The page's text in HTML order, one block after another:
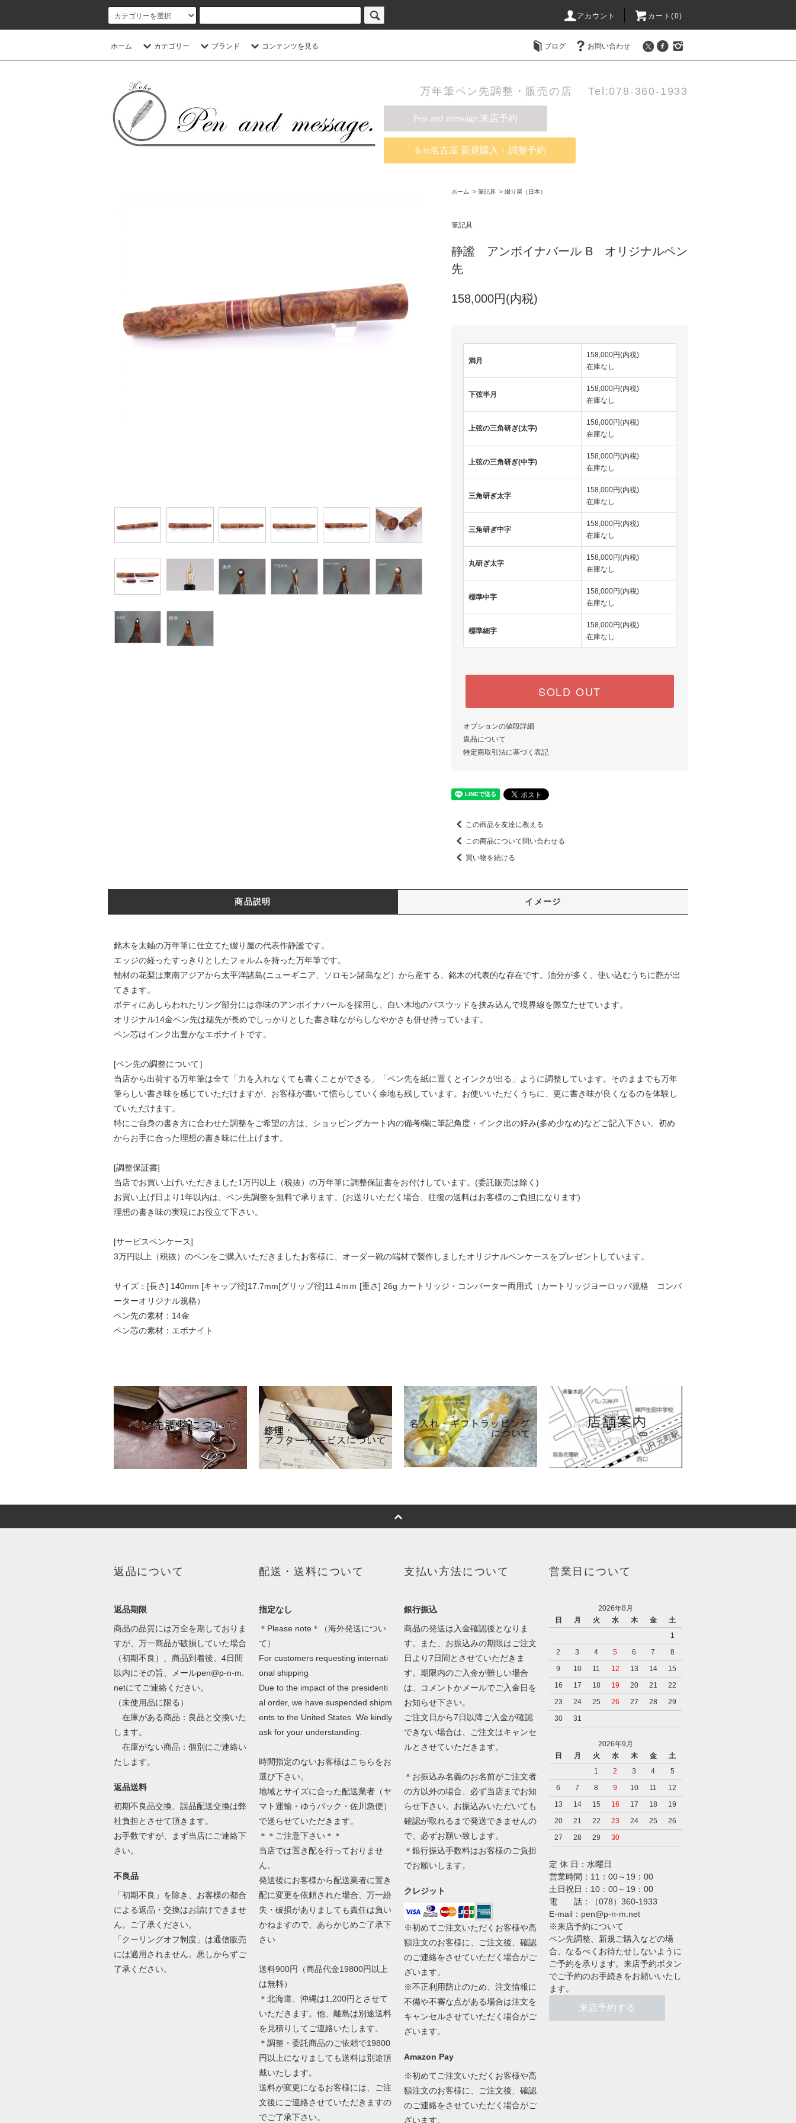
アカウント カート(0)
ホーム カテゴリー ブランド コンテンツを見る ブログ お問い合わせ
万年筆ペン先調整・販売の店 Tel:078-360-1933
Pen and message.来店予約
＆in名古屋 新規購入・調整予約
ホーム > 筆記具 > 綴り屋（日本）
筆記具
静謐 アンボイナバール B オリジナルペン
先
158,000円(内税)
満月
158,000円(内税)
在庫なし
下弦半月
158,000円(内税)
在庫なし
上弦の三角研ぎ(太字)
158,000円(内税)
在庫なし
上弦の三角研ぎ(中字)
158,000円(内税)
在庫なし
三角研ぎ太字
158,000円(内税)
在庫なし
三角研ぎ中字
158,000円(内税)
在庫なし
丸研ぎ太字
158,000円(内税)
在庫なし
標準中字
158,000円(内税)
在庫なし
標準細字
158,000円(内税)
在庫なし
SOLD OUT
オプションの値段詳細
返品について
特定商取引法に基づく表記
この商品を友達に教える
この商品について問い合わせる
買い物を続ける
商品説明 イメージ
銘木を太軸の万年筆に仕立てた綴り屋の代表作静謐です。
エッジの経ったすっきりとしたフォルムを持った万年筆です。
軸材の花梨は東南アジアから太平洋諸島(ニューギニア、ソロモン諸島など）から産する、銘木の代表的な存在です。油分が多く、使い込むうちに艶が出
てきます。
ボディにあしらわれたリング部分には赤味のアンボイナバールを採用し、白い木地のバスウッドを挟み込んで境界線を際立たせています。
オリジナル14金ペン先は穂先が長めでしっかりとした書き味ながらしなやかさも併せ持っています。
ペン芯はインク出豊かなエボナイトです。
[ペン先の調整について］
当店から出荷する万年筆は全て「力を入れなくても書くことができる」「ペン先を紙に置くとインクが出る」ように調整しています。そのままでも万年
筆らしい書き味を感じていただけますが、お客様が書いて慣らしていく余地も残しています。お使いいただくうちに、更に書き味が良くなるのを体験し
ていただけます。
特にご自身の書き方に合わせた調整をご希望の方は、ショッピングカート内の備考欄に筆記角度・インク出の好み(多め少なめ)などご記入下さい。初め
からお手に合った理想の書き味に仕上げます。
[調整保証書]
当店でお買い上げいただきました1万円以上（税抜）の万年筆に調整保証書をお付けしています。(委託販売は除く)
お買い上げ日より1年以内は、ペン先調整を無料で承ります。(お送りいただく場合、往復の送料はお客様のご負担になります)
理想の書き味の実現にお役立て下さい。
[サービスペンケース]
3万円以上（税抜）のペンをご購入いただきましたお客様に、オーダー靴の端材で製作しましたオリジナルペンケースをプレゼントしています。
サイズ：[長さ] 140mm [キャップ径]17.7mm[グリップ径]11.4ｍｍ [重さ] 26g カートリッジ・コンバーター両用式（カートリッジヨーロッパ規格 コンバ
ーターオリジナル規格）
ペン先の素材：14金
ペン芯の素材：エボナイト
返品について
返品期限
商品の品質には万全を期しておりま
すが、万一商品が破損していた場合
（初期不良）、商品到着後、4日間
以内にその旨、メールpen@p-n-m.
netにてご連絡ください。
（未使用品に限る）
在庫がある商品：良品と交換いた
します。
在庫がない商品：個別にご連絡い
たします。
返品送料
初期不良品交換、誤品配送交換は弊
社負担とさせて頂きます。
お手数ですが、まず当店にご連絡下
さい。
不良品
「初期不良」を除き、お客様の都合
による返品・交換はお請けできませ
ん。ご了承ください。
「クーリングオフ制度」は通信販売
には適用されません。悪しからずご
了承ください。
配送・送料について
指定なし
＊Please note＊（海外発送につい
て）
For customers requesting internati
onal shipping
Due to the impact of the presidenti
al order, we have suspended shipm
ents to the United States. We kindly
ask for your understanding.
時間指定のないお客様はこちらをお
選び下さい。
地域とサイズに合った配送業者（ヤ
マト運輸・ゆうパック・佐川急便）
で送らせていただきます。
＊＊ご注意下さい＊＊
当店では置き配を行っておりませ
ん。
発送後にお客様から配送業者に置き
配に変更を依頼された場合、万一紛
失・破損がありましても責任は負い
かねますので、あらかじめご了承下
さい
送料900円（商品代金19800円以上
は無料）
＊北海道、沖縄は1,200円とさせて
いただきます。他、離島は別途送料
を見積りしてご連絡いたします。
＊調整・委託商品のご依頼で19800
円以上になりましても送料は別途頂
戴いたします。
送料が変更になるお客様には、ご注
文後にご連絡させていただきますの
でご了承下さい。
支払い方法について
銀行振込
商品の発送は入金確認後となりま
す。また、お振込みの期限はご注文
日より7日間とさせていただきま
す。期限内のご入金が難しい場合
は、コメントかメールでご入金日を
お知らせ下さい。
ご注文日から7日以降ご入金が確認
できない場合は、ご注文はキャンセ
ルとさせていただきます。
＊お振込み名義のお名前がご注文者
の方以外の場合、必ず当店までお知
らせ下さい。お振込みいただいても
確認が取れるまで発送できませんの
で、必ずお願い致します。
＊銀行振込手数料はお客様のご負担
でお願いします。
クレジット
※初めてご注文いただくお客様や高
額注文のお客様に、ご注文後、確認
のご連絡をさせていただく場合がご
ざいます。
※不正利用防止のため、注文情報に
不備や不審な点がある場合は注文を
キャンセルさせていただく場合がご
ざいます。
Amazon Pay
※初めてご注文いただくお客様や高
額注文のお客様に、ご注文後、確認
のご連絡をさせていただく場合がご
ざいます。
営業日について
2026年8月
日
月 火 水 木 金
土
1
2
3 4 5 6 7
8
9
10 11 12 13 14
15
16
17 18 19 20 21
22
23
24 25 26 27 28
29
30
31
2026年9月
日
月 火 水 木 金
土
1
2 3 4
5
6
7 8 9 10 11
12
13
14 15 16 17 18
19
20
21 22 23 24 25
26
27
28 29 30
定 休 日：水曜日
営業時間：11：00～19：00
土日祝日：10：00～19：00
電 話：（078）360-1933
E-mail：pen@p-n-m.net
※来店予約について
ペン先調整、新規ご購入などの場
合、なるべくお待たせしないように
ご予約を承ります。来店予約ボタン
でご予約のお手続きをお願いいたし
ます。
来店予約する